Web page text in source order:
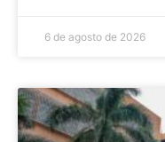
6 de agosto de 2026